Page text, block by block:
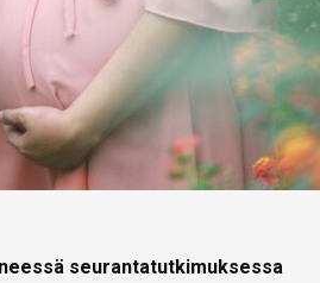
seurantatutkimuksessa